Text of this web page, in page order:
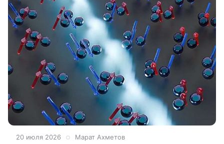
20 июля 2026 Марат Ахметов